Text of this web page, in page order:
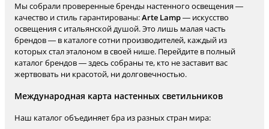
Мы собрали проверенные бренды настенного освещения —
качество и стиль гарантированы:Arte Lamp— искусство
освещения с итальянской душой. Это лишь малая часть
брендов — в каталоге сотни производителей, каждый из
которых стал эталоном в своей нише. Перейдите в полный
каталог брендов — здесь собраны те, кто не заставит вас
жертвовать ни красотой, ни долговечностью.
Международная карта настенных светильников
Наш каталог объединяет бра из разных стран мира: